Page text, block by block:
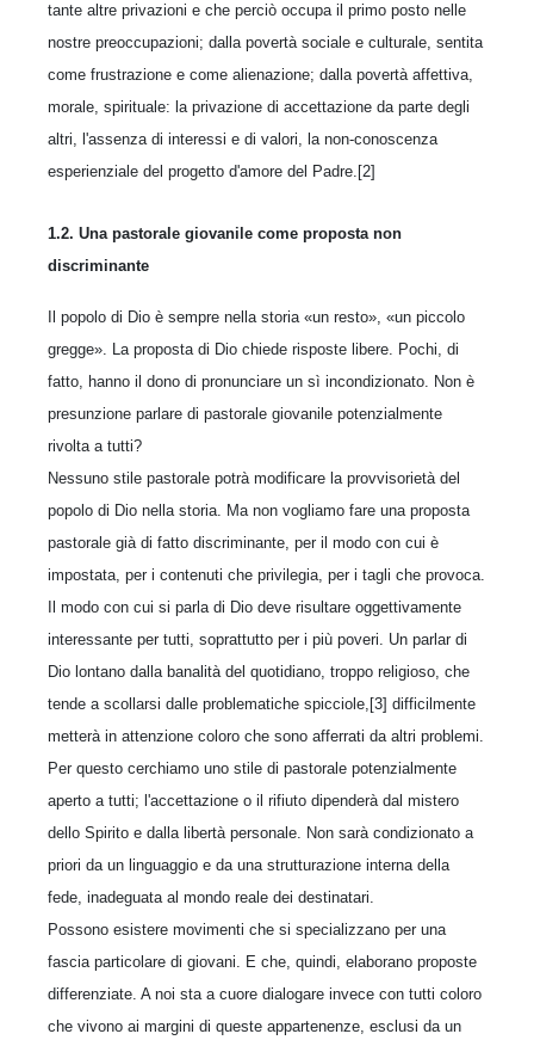
tante altre privazioni e che perciò occupa il primo posto nelle
nostre preoccupazioni; dalla povertà sociale e culturale, sentita
come frustrazione e come alienazione; dalla povertà affettiva,
morale, spirituale: la privazione di accettazione da parte degli
altri, l'assenza di interessi e di valori, la non-conoscenza
esperienziale del progetto d'amore del Padre.[2]
1.2. Una pastorale giovanile come proposta non
discriminante
Il popolo di Dio è sempre nella storia «un resto», «un piccolo
gregge». La proposta di Dio chiede risposte libere. Pochi, di
fatto, hanno il dono di pronunciare un sì incondizionato. Non è
presunzione parlare di pastorale giovanile potenzialmente
rivolta a tutti?
Nessuno stile pastorale potrà modificare la provvisorietà del
popolo di Dio nella storia. Ma non vogliamo fare una proposta
pastorale già di fatto discriminante, per il modo con cui è
impostata, per i contenuti che privilegia, per i tagli che provoca.
Il modo con cui si parla di Dio deve risultare oggettivamente
interessante per tutti, soprattutto per i più poveri. Un parlar di
Dio lontano dalla banalità del quotidiano, troppo religioso, che
tende a scollarsi dalle problematiche spicciole,[3] difficilmente
metterà in attenzione coloro che sono afferrati da altri problemi.
Per questo cerchiamo uno stile di pastorale potenzialmente
aperto a tutti; l'accettazione o il rifiuto dipenderà dal mistero
dello Spirito e dalla libertà personale. Non sarà condizionato a
priori da un linguaggio e da una strutturazione interna della
fede, inadeguata al mondo reale dei destinatari.
Possono esistere movimenti che si specializzano per una
fascia particolare di giovani. E che, quindi, elaborano proposte
differenziate. A noi sta a cuore dialogare invece con tutti coloro
che vivono ai margini di queste appartenenze, esclusi da un